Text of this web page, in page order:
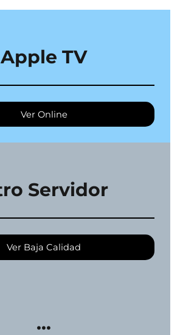
Apple TV
Ver Online
Servidor
Ver Baja Calidad
...